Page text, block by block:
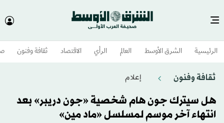
الرئيسية الشرق الأوسط​ العالم الرأي الاقتصاد ثقافة وفنون
ثقافة وفنون إعلام
هل سيترك جون هام شخصية «جون دريبر» بعد
انتهاء آخر موسم لمسلسل «ماد مين»